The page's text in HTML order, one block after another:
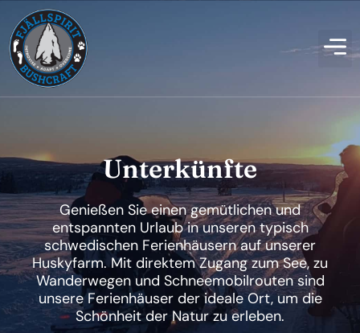
Unterkünfte
Genießen Sie einen gemütlichen und
entspannten Urlaub in unseren typisch
schwedischen Ferienhäusern auf unserer
Huskyfarm. Mit direktem Zugang zum See, zu
Wanderwegen und Schneemobilrouten sind
unsere Ferienhäuser der ideale Ort, um die
Schönheit der Natur zu erleben.